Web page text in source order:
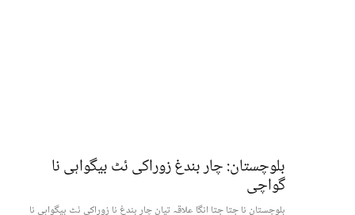
بلوچستان: چار بندغ زوراکی ئٹ بیگواہی نا
گواچی
بلوچستان نا جتا جتا انگا علاقہ تیان چار بندغ نا زوراکی ئٹ بیگواہی نا